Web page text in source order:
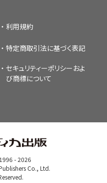
利用規約
特定商取引法に基づく表記
セキュリティーポリシー およ
び商標について
-2026
Co., Ltd.